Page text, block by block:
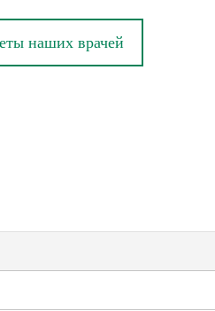
наших врачей